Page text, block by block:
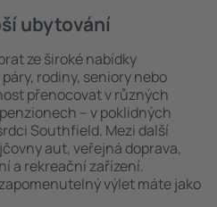
ubytování
ze široké nabídky
rodiny, seniory nebo
přenocovat v různých
– v poklidných
Southfield. Mezi další
aut, veřejná doprava,
a rekreační zařízení.
výlet máte jako